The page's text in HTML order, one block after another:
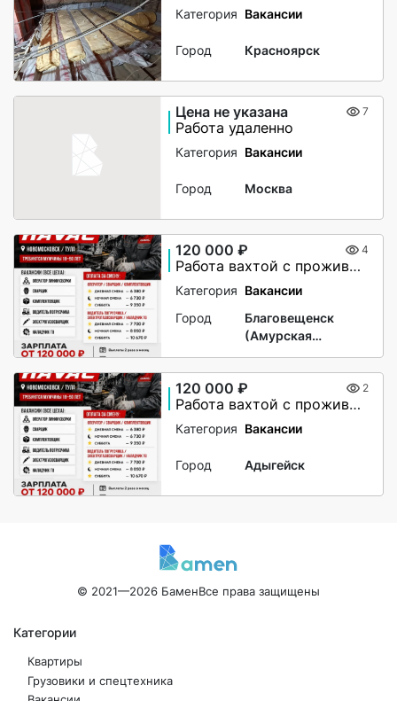
Категория Вакансии
Город Красноярск
Цена не указана 7
Работа удаленно
Категория Вакансии
Город Москва
120 000 ₽ 4
Работа вахтой с проживанием для женщин, для мужчин
Категория Вакансии
Город
Благовещенск
(Амурская
120 000 ₽ 2
Работа вахтой с проживанием для женщин, для мужчин
Категория Вакансии
Город Адыгейск
© 2021—2026 БаменВсе права защищены
Категории
Квартиры
Грузовики и спецтехника